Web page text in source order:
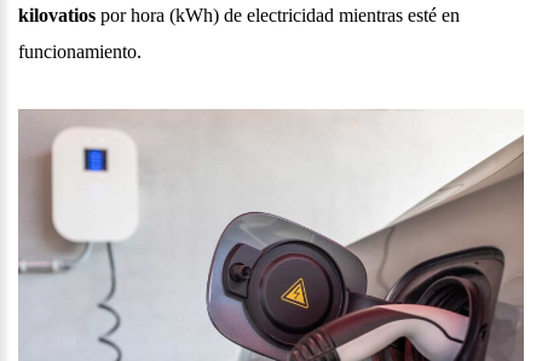
kilovatios por hora (kWh) de electricidad mientras esté en
funcionamiento.